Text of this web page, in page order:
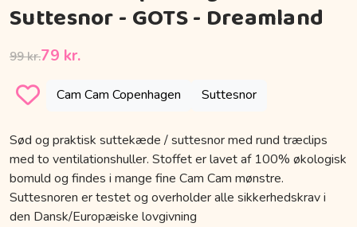
Suttesnor - GOTS - Dreamland
99 kr.79 kr.
Cam Cam Copenhagen Suttesnor
Sød og praktisk suttekæde / suttesnor med rund træclips
med to ventilationshuller. Stoffet er lavet af 100% økologisk
bomuld og findes i mange fine Cam Cam mønstre.
Suttesnoren er testet og overholder alle sikkerhedskrav i
den Dansk/Europæiske lovgivning